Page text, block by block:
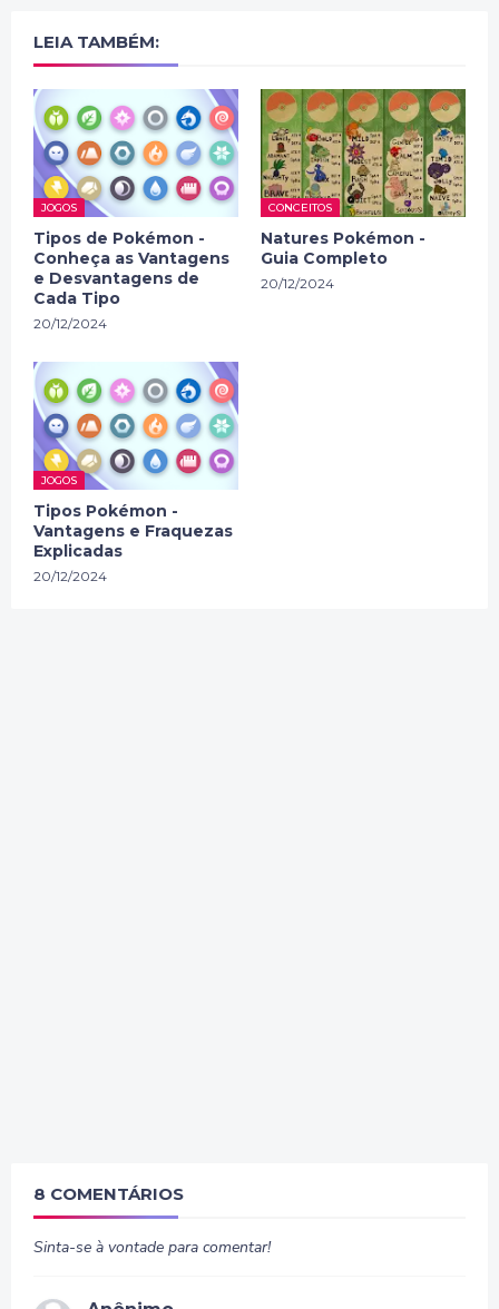
LEIA TAMBÉM:
JOGOS
Tipos de Pokémon -
Conheça as Vantagens
e Desvantagens de
Cada Tipo
20/12/2024
CONCEITOS
Natures Pokémon -
Guia Completo
20/12/2024
JOGOS
Tipos Pokémon -
Vantagens e Fraquezas
Explicadas
20/12/2024
8 COMENTÁRIOS
Sinta-se à vontade para comentar!